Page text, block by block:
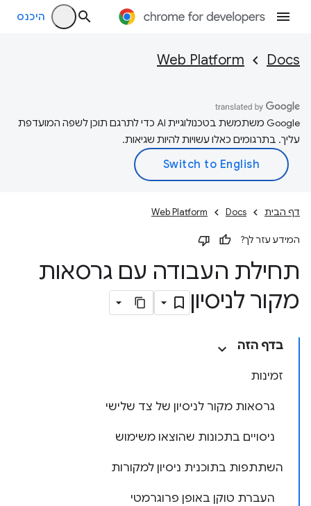
היכנס
Docs
Web Platform
‫Google משתמשת בטכנולוגיית AI כדי לתרגם תוכן לשפה המועדפת
עליך. בתרגומים כאלו עשויות להיות שגיאות.
דף הבית Docs
Web Platform
המידע עזר לך?
תחילת העבודה עם גרסאות
מקור לניסיון
בדף הזה
זמינות
גרסאות מקור לניסיון של צד שלישי
ניסויים בתכונות שהוצאו משימוש
השתתפות בתוכנית ניסיון למקורות
העברת טוקן באופן פרוגרמטי